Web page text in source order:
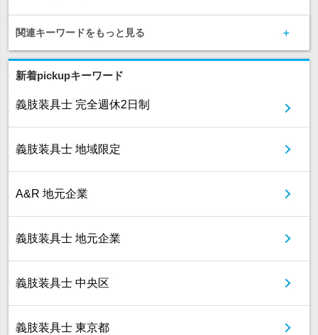
関連キーワードをもっと見る
新着pickupキーワード
義肢装具士 完全週休2日制
義肢装具士 地域限定
A&R 地元企業
義肢装具士 地元企業
義肢装具士 中央区
義肢装具士 東京都